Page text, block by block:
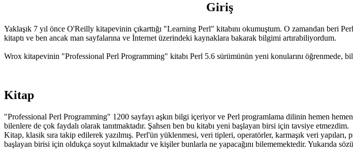
Giriş
Yaklaşık 7 yıl önce O'Reilly kitapevinin çıkarttığı "Learning Perl" kitabını okumuştum. O zamandan beri
kitaptı ve ben ancak man sayfalarına ve İnternet üzerindeki kaynaklara bakarak bilgimi artırabiliyordum.
Wrox kitapevinin "Professional Perl Programming" kitabı Perl 5.6 sürümünün yeni konularını öğrenmede,
Kitap
"Professional Perl Programming" 1200 sayfayı aşkın bilgi içeriyor ve Perl programlama dilinin hemen
bilenlere de çok faydalı olarak tanıtmaktadır. Şahsen ben bu kitabı yeni başlayan birsi için tavsiye etmezdim.
Kitap, klasik sıra takip edilerek yazılmış. Perl'ün yüklenmesi, veri tipleri, operatörler, karmaşık veri
başlayan birisi için oldukça soyut kılmaktadır ve kişiler bunlarla ne yapacağını bilememektedir. Yukarıda